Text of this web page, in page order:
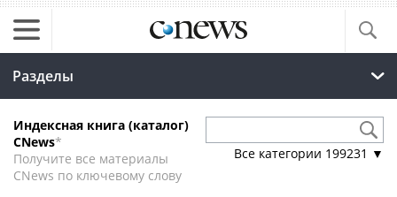
Разделы
Индексная книга (каталог)
CNews*
Получите все материалы
CNews по ключевому слову
Все категории 199231 ▼